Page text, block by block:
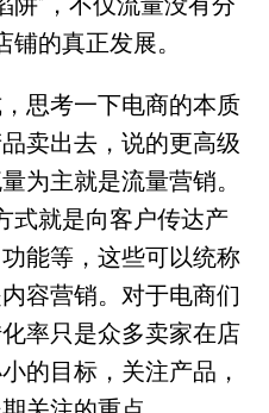
的真正发展。
思考一下电商的本质
卖出去，说的更高级
为主就是流量营销。
式就是向客户传达产
能等，这些可以统称
容营销。对于电商们
率只是众多卖家在店
的目标，关注产品，